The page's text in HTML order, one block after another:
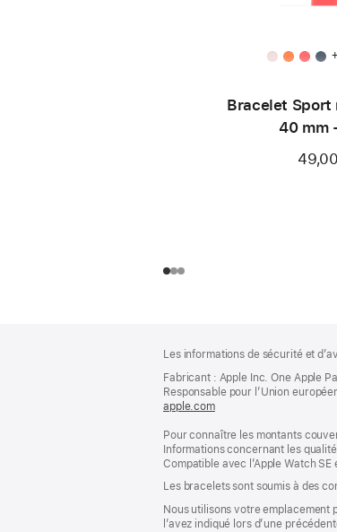
Bracelet Sport
40 mm
de
page
de
bas
de
page
Les informations de sécurité et
Fabricant : Apple Inc. One Apple
Responsable pour l’Union
apple.com(s’ouvre
une
nouvelle
fenêtre)
Pour connaître les montants
Informations concernant les
Compatible avec l’Apple Watch
Les bracelets sont soumis à des
Nous utilisons votre emplacement
l’avez indiqué lors d’une